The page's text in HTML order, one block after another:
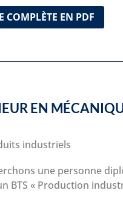
COMPLÈTE EN PDF
EN
industriels
une personne
BTS « Production